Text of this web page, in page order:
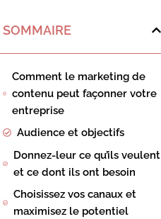
SOMMAIRE
Comment le marketing de
contenu peut façonner votre
entreprise
Audience et objectifs
Donnez-leur ce qu’ils veulent
et ce dont ils ont besoin
Choisissez vos canaux et
maximisez le potentiel